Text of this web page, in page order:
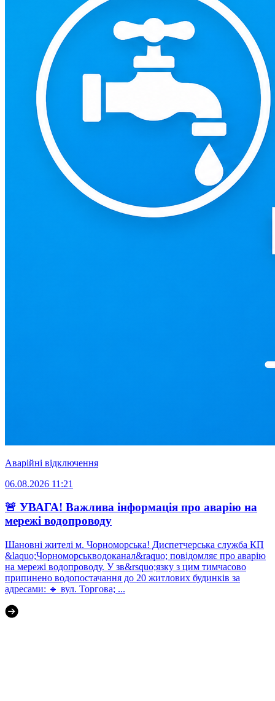
Аварійні відключення
06.08.2026 11:21
🚨 УВАГА! Важлива інформація про аварію на
мережі водопроводу
Шановні жителі м. Чорноморська! Диспетчерська служба КП
&laquo;Чорноморськводоканал&raquo; повідомляє про аварію
на мережі водопроводу. У зв&rsquo;язку з цим тимчасово
припинено водопостачання до 20 житлових будинків за
адресами: 🔹 вул. Торгова; ...